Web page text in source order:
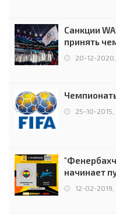
Санкции
принять
чемпионов.
20-12-
25-10-2015,
начинает
12-02-2019,